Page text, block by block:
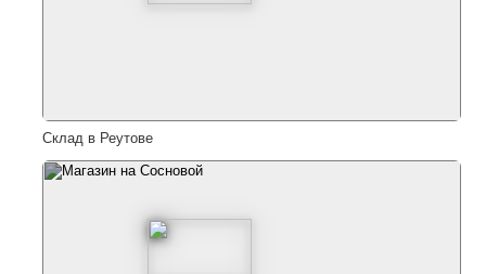
Склад в Реутове